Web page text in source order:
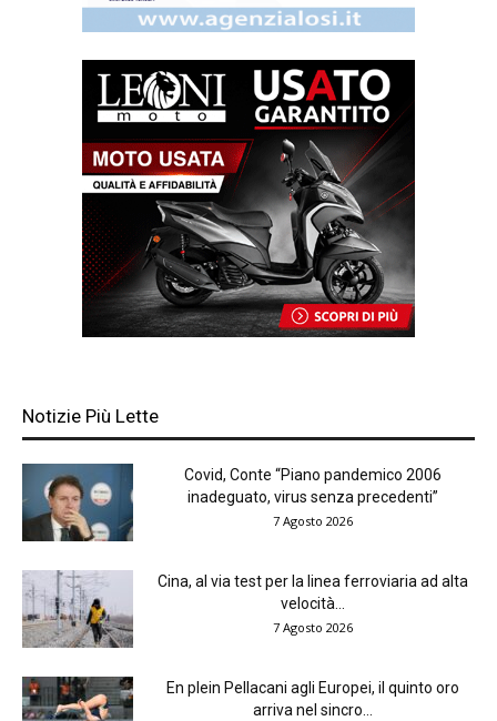
Notizie Più Lette
Covid, Conte “Piano pandemico 2006
inadeguato, virus senza precedenti”
7 Agosto 2026
Cina, al via test per la linea ferroviaria ad alta
velocità...
7 Agosto 2026
En plein Pellacani agli Europei, il quinto oro
arriva nel sincro...